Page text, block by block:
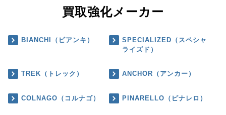
買取強化メーカー
BIANCHI（ビアンキ）
SPECIALIZED（スペシャ
ライズド）
TREK（トレック） ANCHOR（アンカー）
COLNAGO（コルナゴ） PINARELLO（ピナレロ）